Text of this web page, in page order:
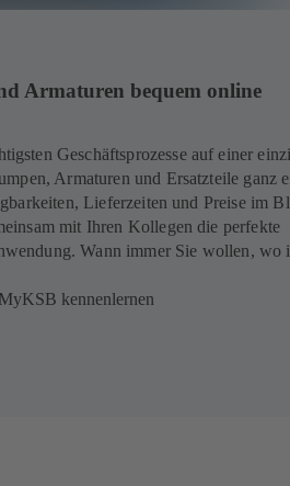
Armaturen bequem online
Geschäftsprozesse auf einer
Armaturen und Ersatzteile ganz
Lieferzeiten und Preise im
mit Ihren Kollegen die perfekte
Wann immer Sie wollen, wo
MyKSB kennenlernen